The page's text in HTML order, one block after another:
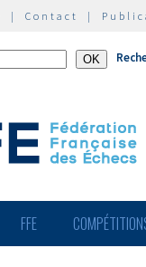
| Contact |
FFE